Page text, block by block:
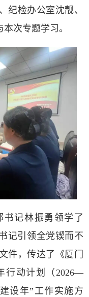
纪检办公室沈靓、
次专题学习。
书记林振勇领学了
记引领全党锲而不
件，传达了《厦门
行动计划（2026—
设年”工作实施方